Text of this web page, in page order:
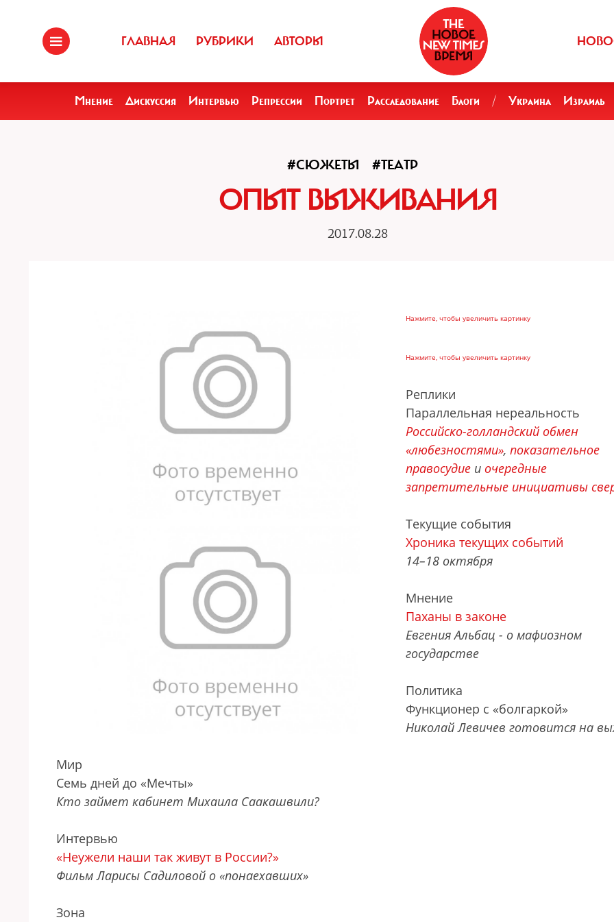
ГЛАВНАЯ РУБРИКИ АВТОРЫ
Мнение Дискуссия Интервью Репрессии Портрет Расследование Блоги / Украина Израиль
#СЮЖЕТЫ #ТЕАТР
ОПЫТ ВЫЖИВАНИЯ
2017.08.28
Нажмите, чтобы увеличить картинку
Нажмите, чтобы увеличить картинку
Реплики
Параллельная нереальность
Российско-голландский обмен
«любезностями», показательное
правосудие и очередные
запретительные инициативы
Текущие события
Хроника текущих событий
14–18 октября
Мнение
Паханы в законе
Евгения Альбац - о мафиозном
государстве
Политика
Функционер с «болгаркой»
Николай Левичев готовится на
Мир
Семь дней до «Мечты»
Кто займет кабинет Михаила Саакашвили?
Интервью
«Неужели наши так живут в России?»
Фильм Ларисы Садиловой о «понаехавших»
Зона